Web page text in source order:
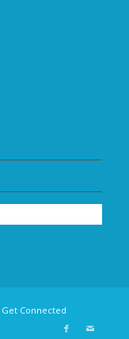
Get Connected